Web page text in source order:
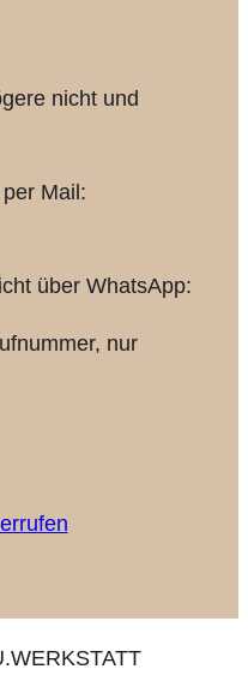
nicht und
Mail:
über WhatsApp:
nur